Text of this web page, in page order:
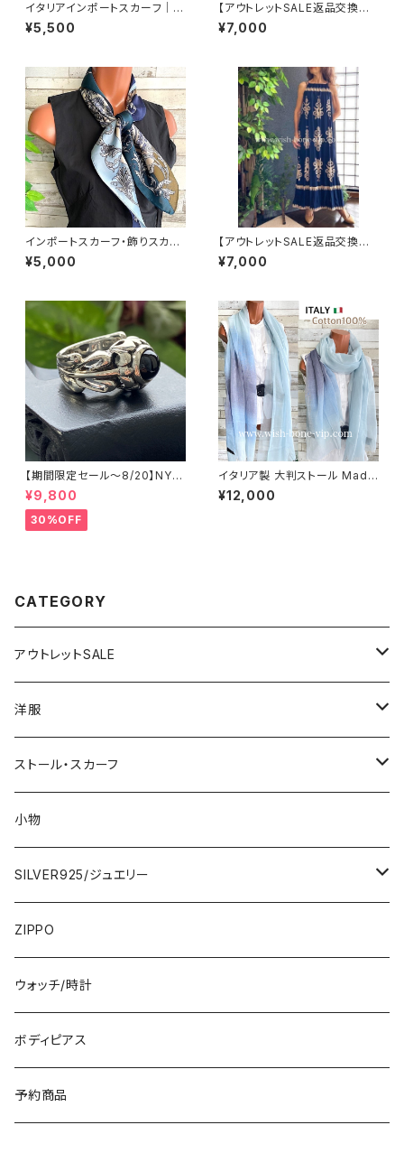
イタリアインポートスカーフ｜小
さめスカーフ ツヤスカーフ・SIL
K風 バッグスカーフ/ブルー系フ
¥5,500
【アウトレットSALE返品交換不
可8/20まで】イタリア製トップス
｜ Made in ITALY｜フリル長
¥7,000
インポートスカーフ・飾りスカー
フ・スクエア小さめスカーフ ツヤ
スカーフ・バッグスカーフ/ネイビ
¥5,000
【アウトレットSALE返品交換不
可8/20まで】イタリア製マキシ
ワンピース インポート ロング
¥7,000
【期間限定セール～8/20】NYシ
ルバーリング 特大メンズリング
SILVER925 フェザーリング ナ
バホ族 インディアンジュエリー
太め 指輪 ホピ
¥9,800
30%OFF
イタリア製 大判ストール Made
in ITALY COTTON 100% コ
ットン｜ロングストール・心地よ
¥12,000
CATEGORY
アウトレットSALE
1000円
2000円
3000円
5000円
7000円
洋服
インポートワンピース
ロング・マキシ
ひざ・ミディ
トップス・カーディガン・アウター
カーディガン
イタリア製ジャケット
スカート・パンツ
ストール・スカーフ
大判ストール・ロングスカーフ
小さめスカーフ
コットンストール・スカーフ
冬物・マフラー
小物
SILVER925/ジュエリー
指輪・リング
ネックレス・ペンダントトップ
ピアス・イヤリング
ブレスレット・バングル
ZIPPO
ウォッチ/時計
ボディピアス
予約商品